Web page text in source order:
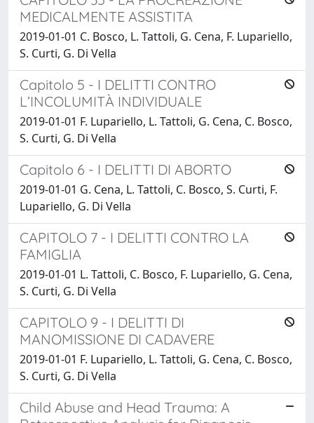
MEDICALMENTE ASSISTITA
2019-01-01 C. Bosco, L. Tattoli, G. Cena, F. Lupariello,
S. Curti, G. Di Vella
Capitolo 5 - I DELITTI CONTRO
L’INCOLUMITÀ INDIVIDUALE
2019-01-01 F. Lupariello, L. Tattoli, G. Cena, C. Bosco,
S. Curti, G. Di Vella
Capitolo 6 - I DELITTI DI ABORTO
2019-01-01 G. Cena, L. Tattoli, C. Bosco, S. Curti, F.
Lupariello, G. Di Vella
CAPITOLO 7 - I DELITTI CONTRO LA
FAMIGLIA
2019-01-01 L. Tattoli, C. Bosco, F. Lupariello, G. Cena,
S. Curti, G. Di Vella
CAPITOLO 9 - I DELITTI DI
MANOMISSIONE DI CADAVERE
2019-01-01 F. Lupariello, L. Tattoli, G. Cena, C. Bosco,
S. Curti, G. Di Vella
Child Abuse and Head Trauma: A